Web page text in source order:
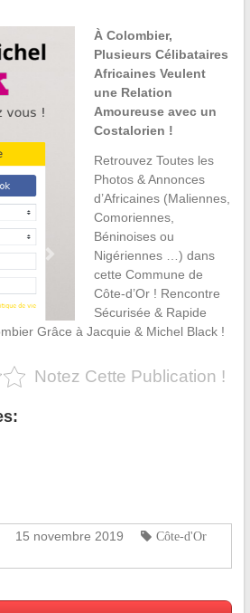
À Colombier,
Plusieurs Célibataires
Africaines Veulent
une Relation
Amoureuse avec un
Costalorien !
Retrouvez Toutes les
Photos & Annonces
d’Africaines (Maliennes,
Comoriennes,
Béninoises ou
Nigériennes …) dans
cette Commune de
Côte-d’Or ! Rencontre
Sécurisée & Rapide
Grâce à Jacquie & Michel Black !
Notez Cette Publication !
15 novembre 2019
Côte-d'Or